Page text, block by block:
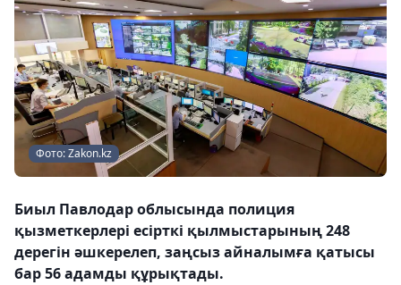
Фото: Zakon.kz
Биыл Павлодар облысында полиция
қызметкерлері есірткі қылмыстарының 248
дерегін әшкерелеп, заңсыз айналымға қатысы
бар 56 адамды құрықтады.